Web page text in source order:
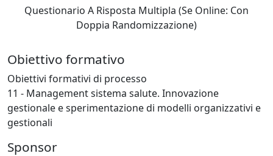
Questionario A Risposta Multipla (Se Online: Con
Doppia Randomizzazione)
Obiettivo formativo
Obiettivi formativi di processo
11 - Management sistema salute. Innovazione
gestionale e sperimentazione di modelli organizzativi e
gestionali
Sponsor